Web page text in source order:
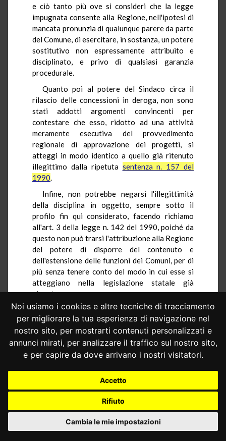
Noi usiamo i cookies e altre tecniche di tracciamento
per migliorare la tua esperienza di navigazione nel
nostro sito, per mostrarti contenuti personalizzati e
annunci mirati, per analizzare il traffico sul nostro sito,
e per capire da dove arrivano i nostri visitatori.
Accetto
Rifiuto
Cambia le mie impostazioni
e ciò tanto più ove si consideri che la legge
impugnata consente alla Regione, nell'ipotesi di
mancata pronunzia di qualunque parere da parte
del Comune, di esercitare, in sostanza, un potere
sostitutivo non espressamente attribuito e
disciplinato, e privo di qualsiasi garanzia
procedurale.
Quanto poi al potere del Sindaco circa il
rilascio delle concessioni in deroga, non sono
stati addotti argomenti convincenti per
contestare che esso, ridotto ad una attività
meramente esecutiva del provvedimento
regionale di approvazione dei progetti, si
atteggi in modo identico a quello già ritenuto
illegittimo dalla ripetuta sentenza n. 157 del
1990.
Infine, non potrebbe negarsi l'illegittimità
della disciplina in oggetto, sempre sotto il
profilo fin qui considerato, facendo richiamo
all'art. 3 della legge n. 142 del 1990, poiché da
questo non può trarsi l'attribuzione alla Regione
del potere di disporre del contenuto e
dell'estensione delle funzioni dei Comuni, per di
più senza tenere conto del modo in cui esse si
atteggiano nella legislazione statale già
vigente.
Le disposizioni impugnate debbono pertanto
essere dichiarate costituzionalmente illegittime
per le ragioni sopra illustrate, considerandosi
assorbito ogni ulteriore motivo di censura.
per questi motivi
LA CORTE COSTITUZIONALE
Dichiara l'illegittimità costituzionale degli